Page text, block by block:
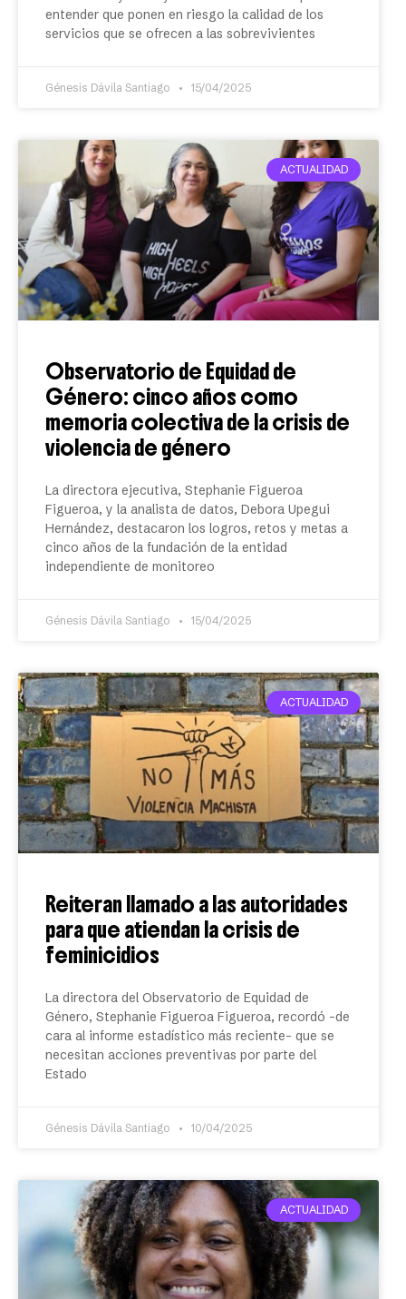
entender que ponen en riesgo la calidad de los
servicios que se ofrecen a las sobrevivientes
Génesis Dávila Santiago 15/04/2025
ACTUALIDAD
Observatorio de Equidad de
Género: cinco años como
memoria colectiva de la crisis de
violencia de género
La directora ejecutiva, Stephanie Figueroa
Figueroa, y la analista de datos, Debora Upegui
Hernández, destacaron los logros, retos y metas a
cinco años de la fundación de la entidad
independiente de monitoreo
Génesis Dávila Santiago 15/04/2025
ACTUALIDAD
Reiteran llamado a las autoridades
para que atiendan la crisis de
feminicidios
La directora del Observatorio de Equidad de
Género, Stephanie Figueroa Figueroa, recordó –de
cara al informe estadístico más reciente– que se
necesitan acciones preventivas por parte del
Estado
Génesis Dávila Santiago 10/04/2025
ACTUALIDAD